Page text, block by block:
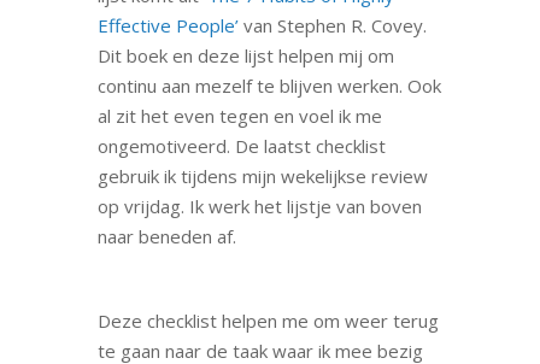
Effective People’van Stephen R. Covey.
Dit boek en deze lijst helpen mij om
continu aan mezelf te blijven werken. Ook
al zit het even tegen en voel ik me
ongemotiveerd. De laatst checklist
gebruik ik tijdens mijn wekelijkse review
op vrijdag. Ik werk het lijstje van boven
naar beneden af.
Deze checklist helpen me om weer terug
te gaan naar de taak waar ik mee bezig